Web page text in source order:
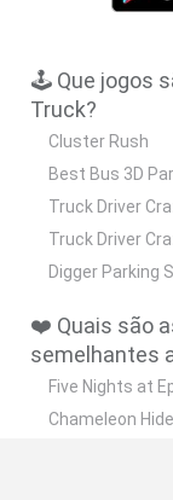
🕹️ Que jogos
Truck?
Cluster Rush
Best Bus 3D
Truck Driver
Truck Driver
Digger Parking
❤️ Quais são
semelhantes
Five Nights at
Chameleon